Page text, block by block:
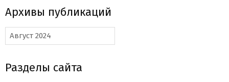
Архивы публикаций
Архивы
публикаций
Разделы сайта